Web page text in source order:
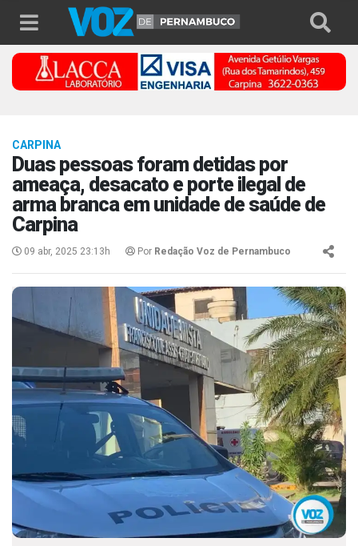
CARPINA
Duas pessoas foram detidas por
ameaça, desacato e porte ilegal de
arma branca em unidade de saúde de
Carpina
09 abr, 2025 23:13h Por Redação Voz de Pernambuco